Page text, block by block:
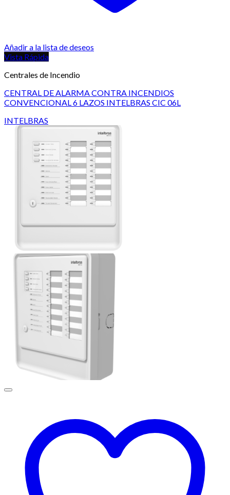
Añadir a la lista de deseos
Vista Rápida
Centrales de Incendio
CENTRAL DE ALARMA CONTRA INCENDIOS
CONVENCIONAL 6 LAZOS INTELBRAS CIC 06L
INTELBRAS